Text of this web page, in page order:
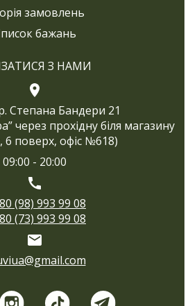
замовлень
бажань
З НАМИ
Степана Бандери 21
через прохідну біля магазину
6 поверх, офіс №618)
09:00 - 20:00
(98) 993 99 08
(73) 993 99 08